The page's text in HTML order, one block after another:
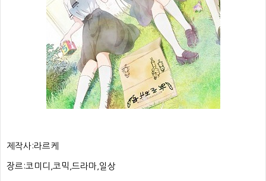
제작사:라르케
장르:코미디,코믹,드라마,일상